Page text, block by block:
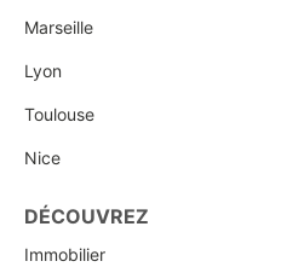
Marseille
Lyon
Toulouse
Nice
DÉCOUVREZ
Immobilier